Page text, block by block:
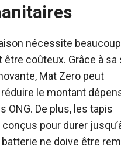
nécessite beaucoup
être coûteux. Grâce à
Mat Zero peut
le montant
ONG. De plus, les tapis
pour durer
batterie ne doive être